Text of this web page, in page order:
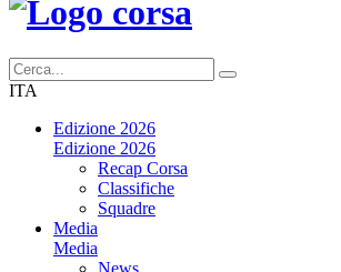
ITA
Edizione 2026
Edizione 2026
Recap Corsa
Classifiche
Squadre
Media
Media
News